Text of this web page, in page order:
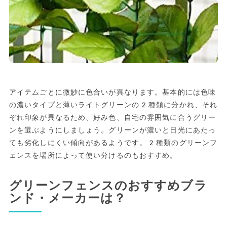
アイテムごとに微妙に色合いが異なります。基本的には色味
の濃いタイプと薄いライトグリーンの2種類に分かれ、それ
ぞれ印象が異なるため、好み色、自宅の雰囲気に合うグリー
ンを選ぶようにしましょう。グリーンが濃いと日光にあたっ
ても劣化しにくい傾向があるようです。2種類のグリーンフ
ェンスを場所によって使い分けるのもおすすめ。
グリーンフェンスのおすすめブラ
ンド・メーカーは？